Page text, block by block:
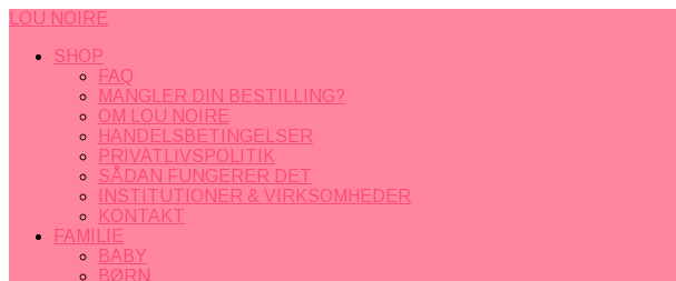
LOU NOIRE
SHOP
FAQ
MANGLER DIN BESTILLING?
OM LOU NOIRE
HANDELSBETINGELSER
PRIVATLIVSPOLITIK
SÅDAN FUNGERER DET
INSTITUTIONER & VIRKSOMHEDER
KONTAKT
FAMILIE
BABY
BØRN